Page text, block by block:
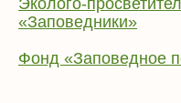
Фонд «Заповедное
Эколого-
«Заповедники»